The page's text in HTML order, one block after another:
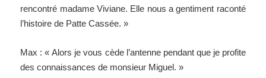
rencontré madame Viviane. Elle nous a gentiment raconté
l’histoire de Patte Cassée. »
Max : « Alors je vous cède l’antenne pendant que je profite
des connaissances de monsieur Miguel. »